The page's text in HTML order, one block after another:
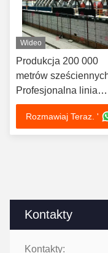
Kontakty
Kontakty:
Wideo
Produkcja 200 000
metrów
Profesjonalna linia
produkcyjna cegieł z
gliny stalowej
Projektowanie i
Rozmawiaj Teraz. '